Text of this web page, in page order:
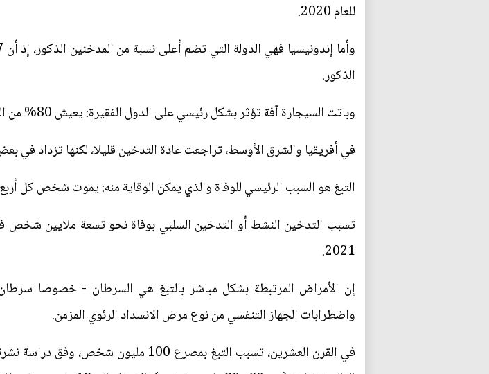
للعام 2020.
الذكور.
وباتت السيجارة آفة تؤثر بشكل رئيسي على الدول الفقيرة: يعيش 80% من المدخنين في دول ذات دخل منخفض أو متوسط.
في أفريقيا والشرق الأوسط، تراجعت عادة التدخين قليلا، لكنها تزداد في
التبغ هو السبب الرئيسي للوفاة والذي يمكن الوقاية منه: يموت شخص كل
2021.
إن الأمراض المرتبطة بشكل مباشر بالتبغ هي السرطان - خصوصا
واضطرابات الجهاز التنفسي من نوع مرض الانسداد الرئوي المزمن.